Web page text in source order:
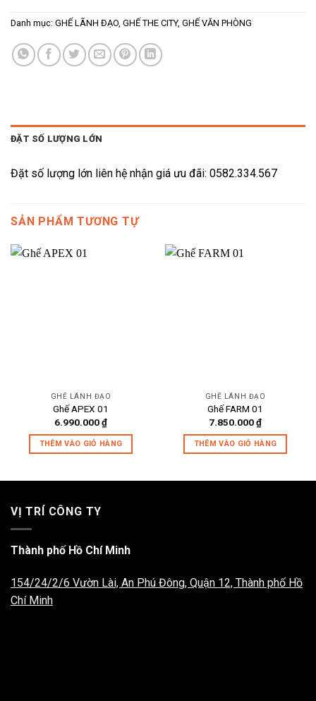
Danh mục: GHẾ LÃNH ĐẠO GHẾ THE CITY, GHẾ VĂN PHÒNG
ĐẶT SỐ LƯỢNG LỚN
Đặt số lượng lớn liên hệ nhận giá ưu đãi: 0582.334.567
SẢN PHẨM TƯƠNG TỰ
GHẾ LÃNH ĐẠO
Ghế APEX 01
6.990.000₫
THÊM VÀO GIỎ HÀNG
GHẾ LÃNH ĐẠO
Ghế FARM 01
7.850.000₫
THÊM VÀO GIỎ HÀNG
VỊ TRÍ CÔNG TY
Thành phố Hồ Chí Minh
154/24/2/6 Vườn Lài, An Phú Đông, Quận 12, Thành phố Hồ
Chí Minh